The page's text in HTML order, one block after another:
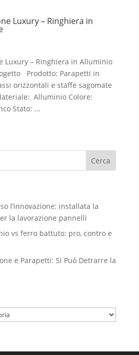
Luxury – Ringhiera in
Luxury – Ringhiera in Alluminio
Prodotto: Parapetti in
orizzontali e staffe sagomate
Alluminio Colore:
Stato: ...
l’innovazione: installata la
la lavorazione pannelli
vs ferro battuto: pro, contro e
e Parapetti: Si Può Detrarre la